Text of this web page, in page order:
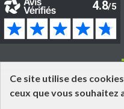
Ce site utilise des
ceux que vous souhaitez